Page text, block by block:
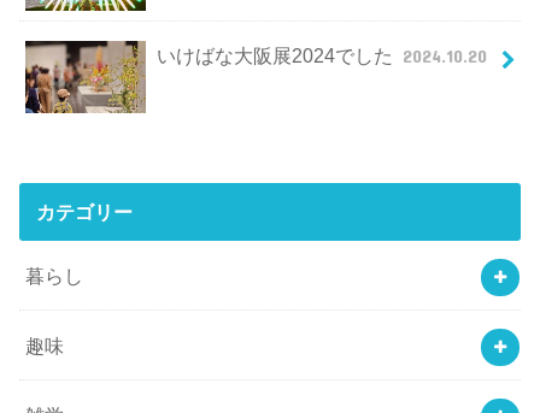
いけばな大阪展2024でした 2024.10.20
カテゴリー
暮らし
趣味